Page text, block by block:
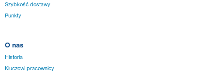
Szybkość dostawy
Punkty
O nas
Historia
Kluczowi pracownicy